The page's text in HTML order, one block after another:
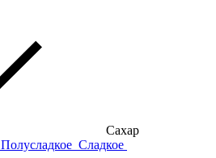
Сахар
Полусладкое Сладкое